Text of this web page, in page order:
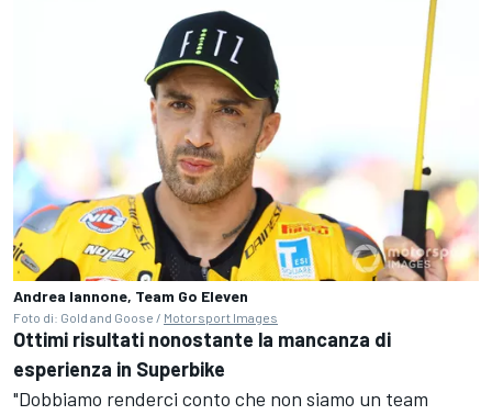
Andrea Iannone, Team Go Eleven
Foto di: Gold and Goose / Motorsport Images
Ottimi risultati nonostante la mancanza di
esperienza in Superbike
"Dobbiamo renderci conto che non siamo un team